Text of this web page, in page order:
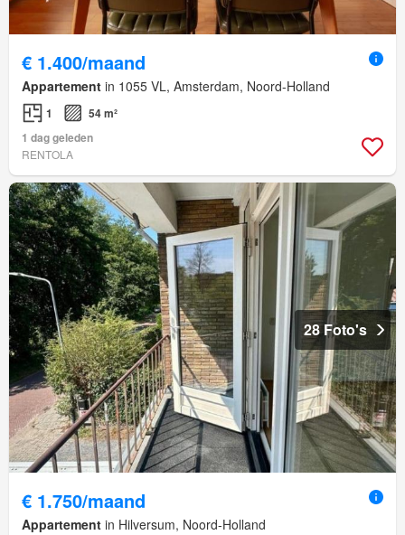
€ 1.400/maand
Appartement in 1055 VL, Amsterdam, Noord-Holland
1
54 m²
1 dag geleden
RENTOLA
28 Foto's
€ 1.750/maand
Appartement in Hilversum, Noord-Holland